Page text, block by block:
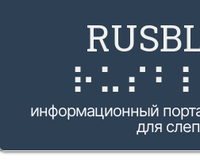
информационный
для